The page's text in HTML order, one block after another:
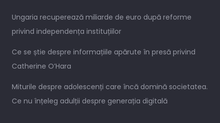
Ungaria recuperează miliarde de euro după reforme
privind independența instituțiilor
Ce se știe despre informațiile apărute în presă privind
Catherine O’Hara
Miturile despre adolescenți care încă domină societatea.
Ce nu înțeleg adulții despre generația digitală